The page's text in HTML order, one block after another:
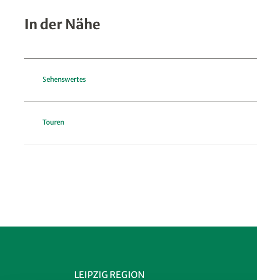
In der Nähe
Sehenswertes
Touren
LEIPZIG REGION